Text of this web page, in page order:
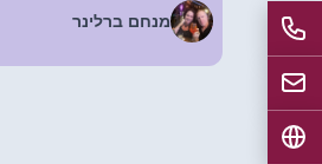
מנחם ברלינר